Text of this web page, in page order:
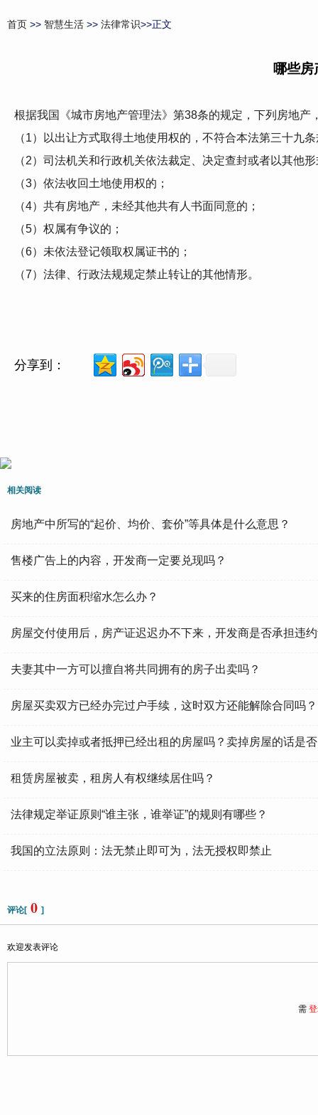
首页 >> 智慧生活 >> 法律常识>>正文
哪些房
根据我国《城市房地产管理法》第38条的规定，下列房地产
（1）以出让方式取得土地使用权的，不符合本法第三十九
（2）司法机关和行政机关依法裁定、决定查封或者以其他
（3）依法收回土地使用权的；
（4）共有房地产，未经其他共有人书面同意的；
（5）权属有争议的；
（6）未依法登记领取权属证书的；
（7）法律、行政法规规定禁止转让的其他情形。
分享到：
相关阅读
房地产中所写的“起价、均价、套价”等具体是什么意思？
售楼广告上的内容，开发商一定要兑现吗？
买来的住房面积缩水怎么办？
房屋交付使用后，房产证迟迟办不下来，开发商是否承担违
夫妻其中一方可以擅自将共同拥有的房子出卖吗？
房屋买卖双方已经办完过户手续，这时双方还能解除合同吗？
业主可以卖掉或者抵押已经出租的房屋吗？卖掉房屋的话是
租赁房屋被卖，租房人有权继续居住吗？
法律规定举证原则“谁主张，谁举证”的规则有哪些？
我国的立法原则：法无禁止即可为，法无授权即禁止
评论[ 0 ]
欢迎发表评论
需